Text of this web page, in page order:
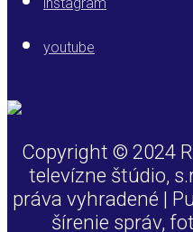
youtube
Copyright © 2024
televízne štúdio,
práva vyhradené |
šírenie správ,